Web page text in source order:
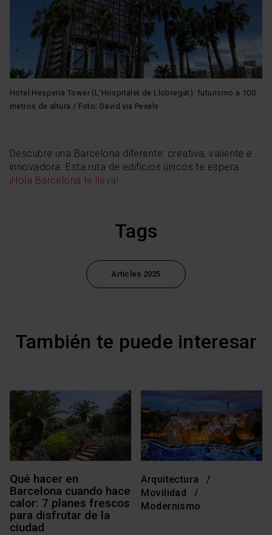
Hotel Hesperia Tower (L’Hospitalet de Llobregat): futurismo a 100
metros de altura / Foto: David via Pexels
Descubre una Barcelona diferente: creativa, valiente e
innovadora. Esta ruta de edificios únicos te espera.
¡Hola Barcelona te lleva!
Tags
Articles 2025
También te puede interesar
Qué hacer en
Barcelona cuando hace
calor: 7 planes frescos
para disfrutar de la
ciudad
Arquitectura
Movilidad
Modernismo